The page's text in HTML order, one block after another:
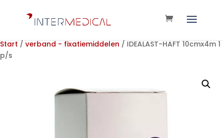
Start / verband - fixatiemiddelen / IDEALAST-HAFT 10cmx4m 1
p/s